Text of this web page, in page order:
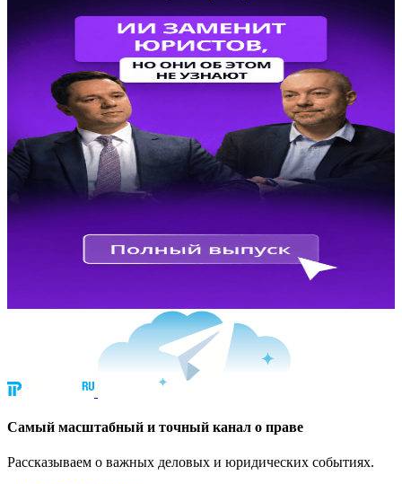
Cамый масштабный и точный канал о праве
Рассказываем о важных деловых и юридических событиях.